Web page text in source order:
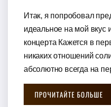
Итак, я попробовал
идеальное на мой вкус
концерта Кажется в
никаких отношений
абсолютно всегда на
ПРОЧИТАЙТЕ БОЛЬШЕ